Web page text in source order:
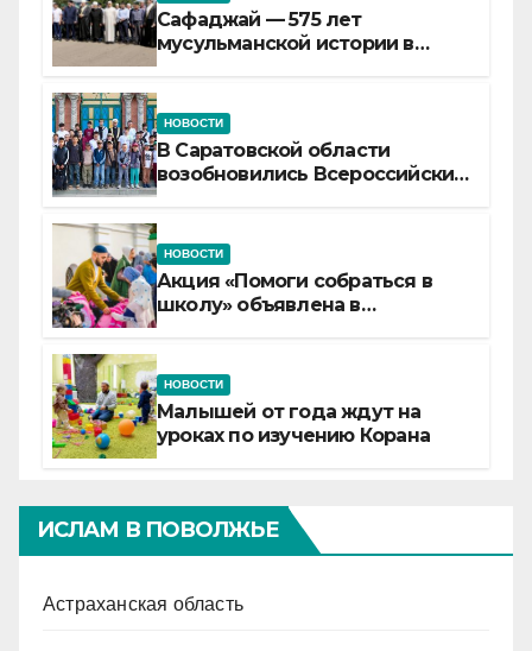
Сафаджай — 575 лет
мусульманской истории в
НОВОСТИ
В Саратовской области
возобновились Всероссийские
НОВОСТИ
Акция «Помоги собраться в
школу» объявлена в
НОВОСТИ
Малышей от года ждут на
уроках по изучению Корана
ИСЛАМ В ПОВОЛЖЬЕ
Астраханская область